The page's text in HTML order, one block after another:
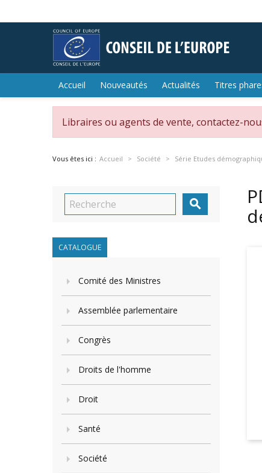
Accueil Nouveautés Actualités Titres
Libraires ou agents de vente, contactez-
Vous êtes ici : Accueil Société Série Etudes

CATALOGUE
Comité des Ministres
Assemblée parlementaire
Congrès
Droits de l'homme
Droit
Santé
Société